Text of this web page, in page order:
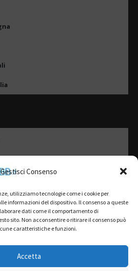
Gestisci Consenso
utilizziamo tecnologie come i cookie per
informazioni del dispositivo. Il consenso a queste
dati come il comportamento di
sito. Non acconsentire o ritirare il consenso può
caratteristiche e funzioni.
Accetta